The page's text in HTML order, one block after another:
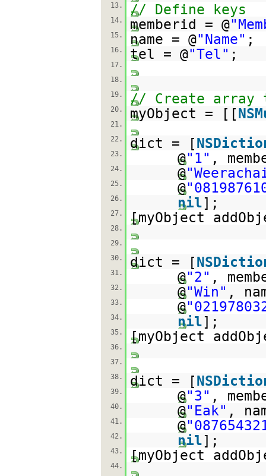
13.
// Define keys
14. memberid = @
15. name = @"Name" ;
16. tel = @"Tel" ;
17.
18.
19.
// Create array
20. myObject = [[
21.
22.
dict = [
23. @"1" ,
24. @
25. @
26. nil];
27. [myObject
28.
29.
30.
dict = [
31. @"2" ,
32. @"Win" ,
33. @
34. nil];
35. [myObject
36.
37.
38.
dict = [
39. @"3" ,
40. @"Eak" ,
41. @
42. nil];
43. [myObject
44.